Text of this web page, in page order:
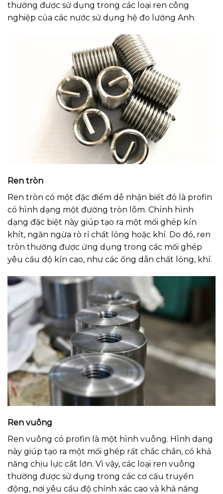
thường được sử dụng trong các loại ren công
nghiệp của các nước sử dụng hệ đo lường Anh.
Ren tròn
Ren tròn có một đặc điểm dễ nhận biết đó là profin
có hình dạng một đường tròn lõm. Chính hình
dạng đặc biệt này giúp tạo ra một mối ghép kín
khít, ngăn ngừa rò rỉ chất lỏng hoặc khí. Do đó, ren
tròn thường được ứng dụng trong các mối ghép
yêu cầu độ kín cao, như các ống dẫn chất lỏng, khí.
Ren vuông
Ren vuông có profin là một hình vuông. Hình dạng
này giúp tạo ra một mối ghép rất chắc chắn, có khả
năng chịu lực cắt lớn. Vì vậy, các loại ren vuông
thường được sử dụng trong các cơ cấu truyền
động, nơi yêu cầu độ chính xác cao và khả năng